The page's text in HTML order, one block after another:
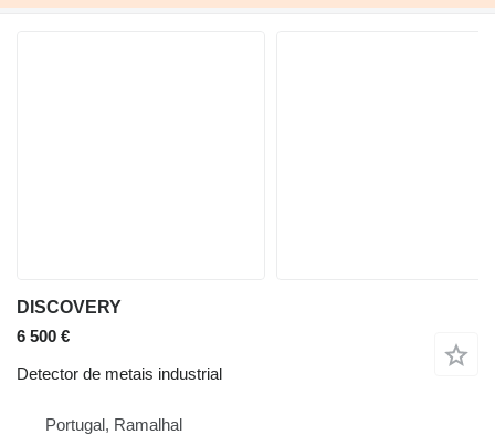
DISCOVERY
6 500 €
Detector de metais industrial
Portugal, Ramalhal